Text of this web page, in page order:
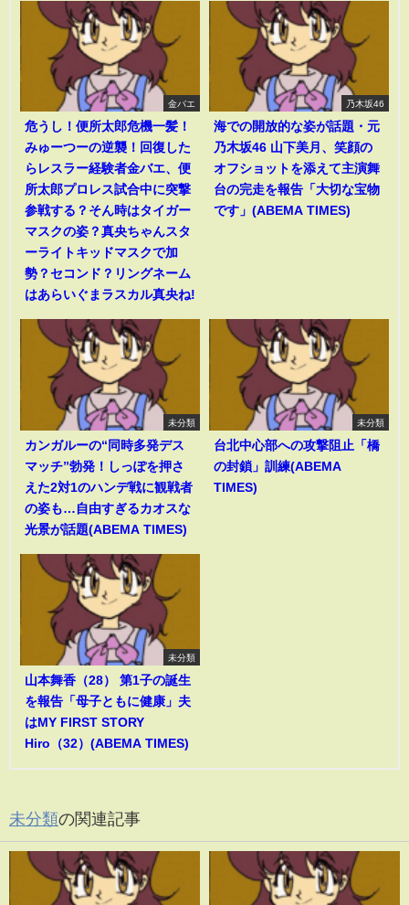
金バエ
危うし！便所太郎危機一髪！
みゅーつーの逆襲！回復した
らレスラー経験者金バエ、便
所太郎プロレス試合中に突撃
参戦する？そん時はタイガー
マスクの姿？真央ちゃんスタ
ーライトキッドマスクで加
勢？セコンド？リングネーム
はあらいぐまラスカル真央ね!
乃木坂46
海での開放的な姿が話題・元
乃木坂46 山下美月、笑顔の
オフショットを添えて主演舞
台の完走を報告「大切な宝物
です」(ABEMA TIMES)
未分類
カンガルーの“同時多発デス
マッチ”勃発！しっぽを押さ
えた2対1のハンデ戦に観戦者
の姿も…自由すぎるカオスな
光景が話題(ABEMA TIMES)
未分類
台北中心部への攻撃阻止「橋
の封鎖」訓練(ABEMA
TIMES)
未分類
山本舞香（28） 第1子の誕生
を報告「母子ともに健康」夫
はMY FIRST STORY
Hiro（32）(ABEMA TIMES)
未分類の関連記事